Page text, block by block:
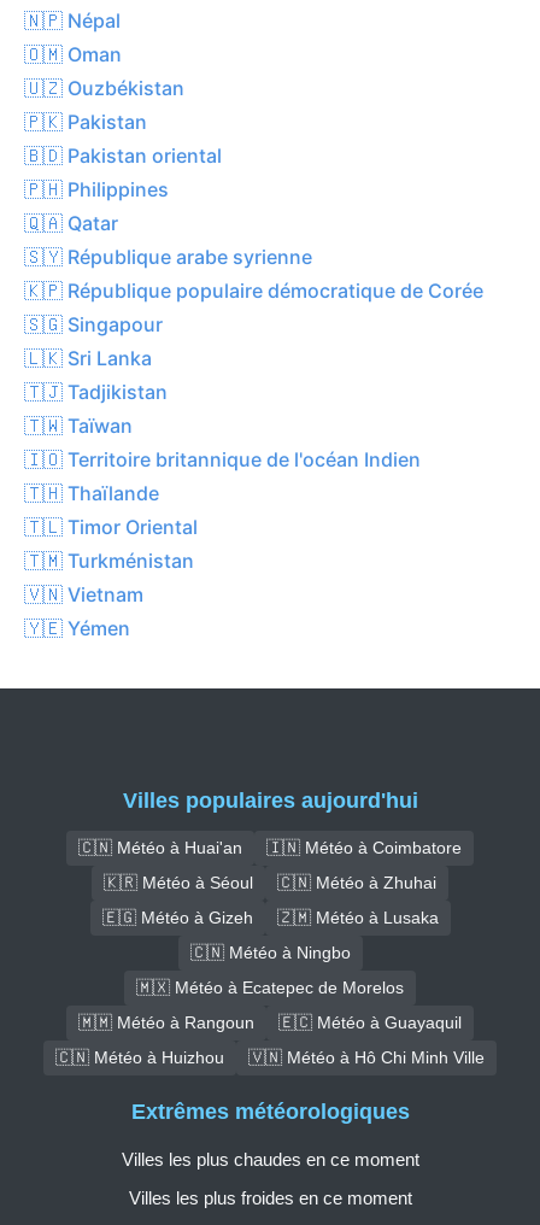
🇳🇵 Népal
🇴🇲 Oman
🇺🇿 Ouzbékistan
🇵🇰 Pakistan
🇧🇩 Pakistan oriental
🇵🇭 Philippines
🇶🇦 Qatar
🇸🇾 République arabe syrienne
🇰🇵 République populaire démocratique de Corée
🇸🇬 Singapour
🇱🇰 Sri Lanka
🇹🇯 Tadjikistan
🇹🇼 Taïwan
🇮🇴 Territoire britannique de l'océan Indien
🇹🇭 Thaïlande
🇹🇱 Timor Oriental
🇹🇲 Turkménistan
🇻🇳 Vietnam
🇾🇪 Yémen
Villes populaires aujourd'hui
🇨🇳 Météo à Huai'an
🇮🇳 Météo à Coimbatore
🇰🇷 Météo à Séoul
🇨🇳 Météo à Zhuhai
🇪🇬 Météo à Gizeh
🇿🇲 Météo à Lusaka
🇨🇳 Météo à Ningbo
🇲🇽 Météo à Ecatepec de Morelos
🇲🇲 Météo à Rangoun
🇪🇨 Météo à Guayaquil
🇨🇳 Météo à Huizhou
🇻🇳 Météo à Hô Chi Minh Ville
Extrêmes météorologiques
Villes les plus chaudes en ce moment
Villes les plus froides en ce moment